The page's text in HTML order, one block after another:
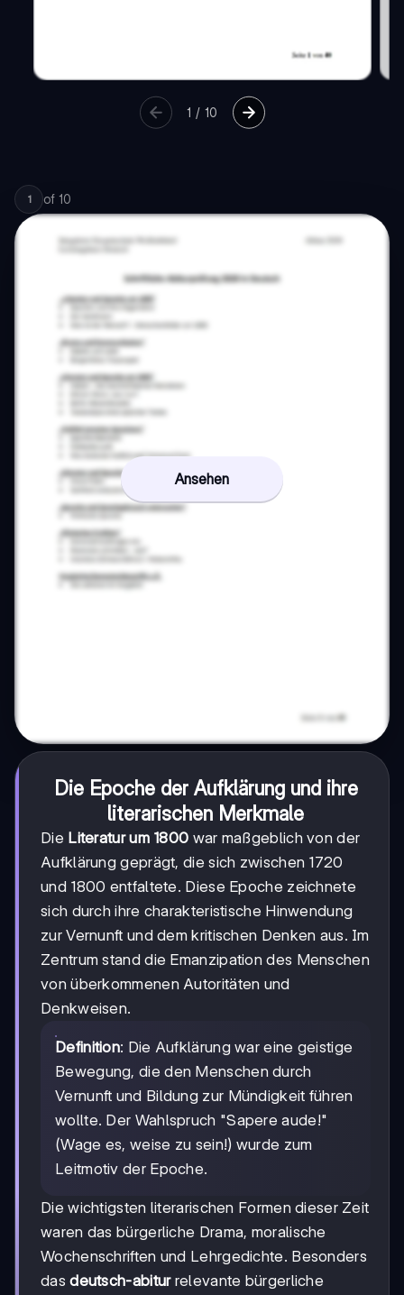
1 / 10
1 of 10
Ansehen
Die Epoche der Aufklärung und ihre
literarischen Merkmale
Die Literatur um 1800 war maßgeblich von der
Aufklärung geprägt, die sich zwischen 1720
und 1800 entfaltete. Diese Epoche zeichnete
sich durch ihre charakteristische Hinwendung
zur Vernunft und dem kritischen Denken aus. Im
Zentrum stand die Emanzipation des Menschen
von überkommenen Autoritäten und
Denkweisen.
Definition: Die Aufklärung war eine geistige
Bewegung, die den Menschen durch
Vernunft und Bildung zur Mündigkeit führen
wollte. Der Wahlspruch "Sapere aude!"
(Wage es, weise zu sein!) wurde zum
Leitmotiv der Epoche.
Die wichtigsten literarischen Formen dieser Zeit
waren das bürgerliche Drama, moralische
Wochenschriften und Lehrgedichte. Besonders
dasdeutsch-abiturrelevante bürgerliche